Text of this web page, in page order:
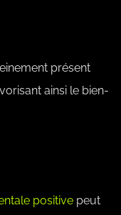
présent
ainsi le bien-
positive peut